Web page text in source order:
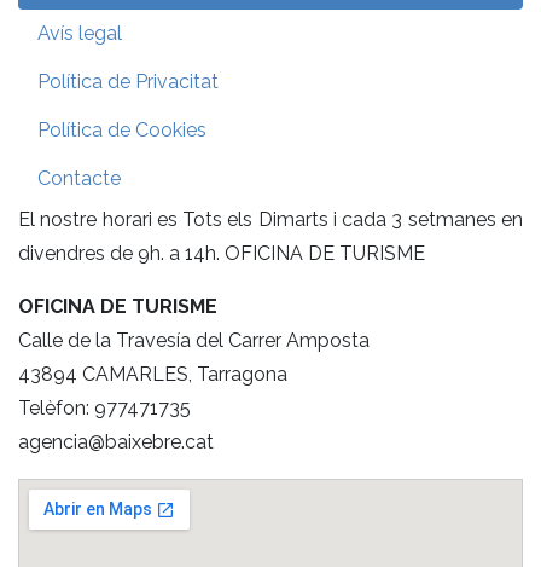
Avís legal
Política de Privacitat
Política de Cookies
Contacte
El nostre horari es Tots els Dimarts i cada 3 setmanes en
divendres de 9h. a 14h. OFICINA DE TURISME
OFICINA DE TURISME
Calle de la Travesía del Carrer Amposta
43894 CAMARLES, Tarragona
Telèfon: 977471735
agencia@baixebre.cat